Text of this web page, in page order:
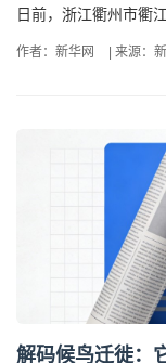
日前，浙江衢州市衢
作者：新华网 来源：
解码候鸟迁徙：